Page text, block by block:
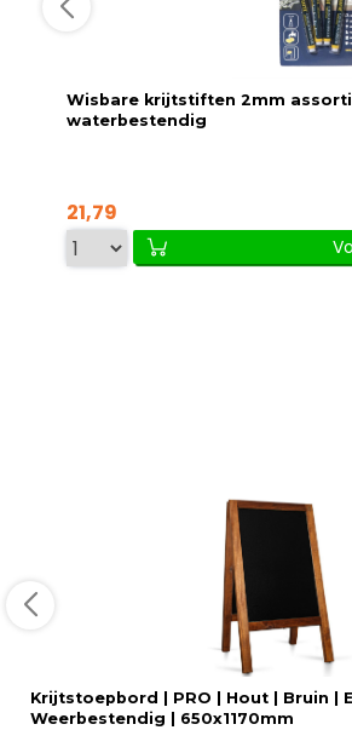
Wisbare krijtstiften 2mm assorti
waterbestendig
21,79
Krijtstoepbord | PRO | Hout | Bruin |
Weerbestendig | 650x1170mm